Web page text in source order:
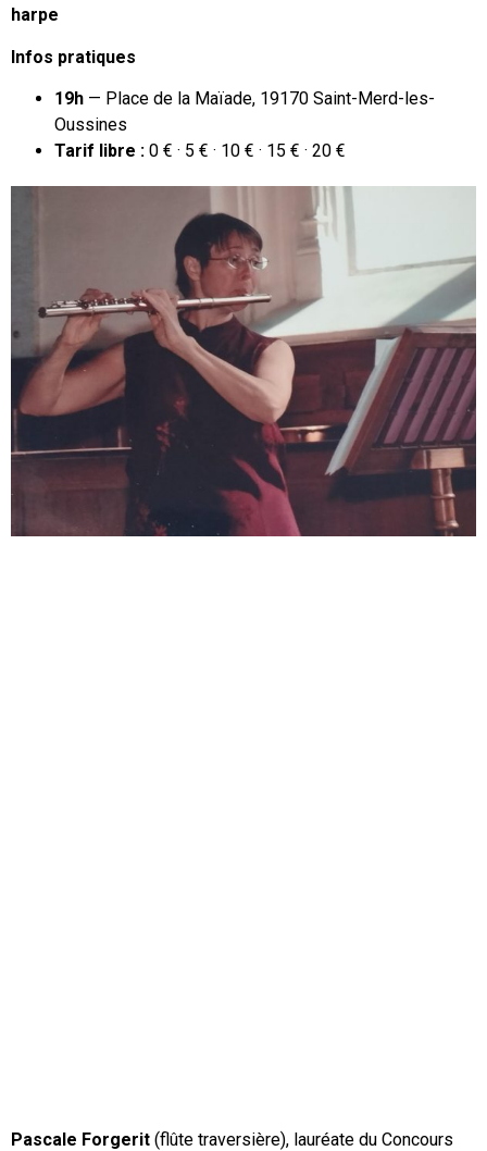
harpe
Infos pratiques
19h — Place de la Maïade, 19170 Saint-Merd-les-
Oussines
Tarif libre : 0 € · 5 € · 10 € · 15 € · 20 €
Pascale Forgerit (flûte traversière), lauréate du Concours